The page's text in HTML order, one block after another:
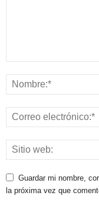
Guardar mi nombre,
la próxima vez que